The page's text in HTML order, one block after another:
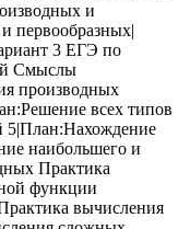
и
первообразных|
3 ЕГЭ по
Смыслы
производных
всех типов
5|План:Нахождение
наибольшего и
Практика
функции
вычисления